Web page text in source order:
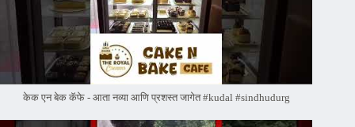
केक एन बेक कॅफे - आता नव्या आणि प्रशस्त जागेत #kudal #sindhudurg